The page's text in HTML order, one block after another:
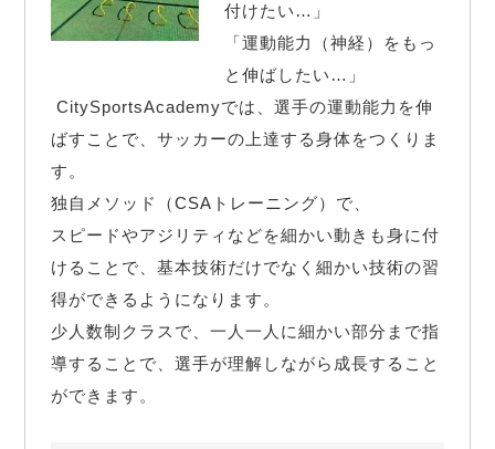
付けたい…」
「運動能力（神経）をもっ
と伸ばしたい…」
ばすことで、サッカーの上達する身体をつくりま
す。
独自メソッド（CSAトレーニング）で、
スピードやアジリティなどを細かい動きも身に付
けることで、基本技術だけでなく細かい技術の習
得ができるようになります。
少人数制クラスで、一人一人に細かい部分まで指
導することで、選手が理解しながら成長すること
ができます。